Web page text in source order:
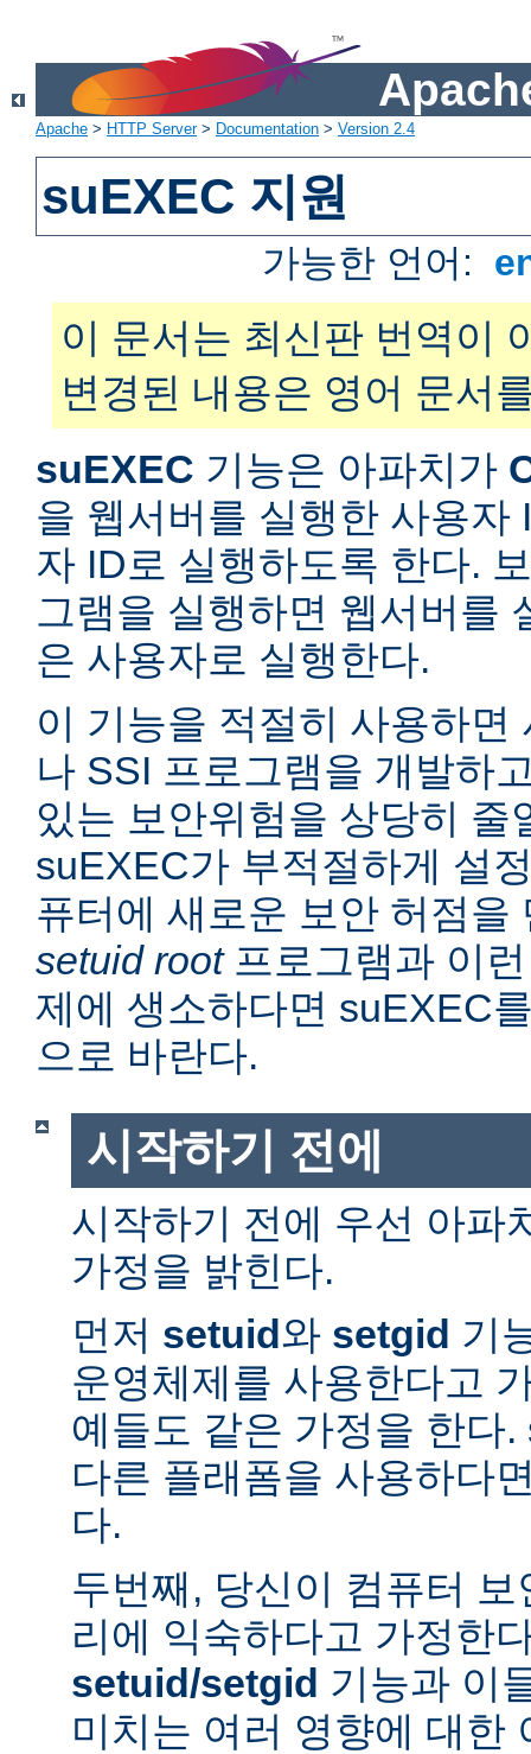
Apache > HTTP Server> Documentation > Version 2.4
suEXEC 지원
가능한 언어:
이 문서는 최신판 번역이
변경된 내용은 영어 문서
suEXEC 기능은 아파치가
을 웹서버를 실행한 사용자
자 ID로 실행하도록 한다.
그램을 실행하면 웹서버를
은 사용자로 실행한다.
이 기능을 적절히 사용하면
나 SSI 프로그램을 개발하
있는 보안위험을 상당히 줄
suEXEC가 부적절하게 설
퓨터에 새로운 보안 허점을
setuid root프로그램과 이
제에 생소하다면 suEXEC
으로 바란다.
시작하기 전에
시작하기 전에 우선 아파
가정을 밝힌다.
먼저 setuid와 setgid 기
운영체제를 사용한다고
예들도 같은 가정을 한다
다른 플래폼을 사용하다
다.
두번째, 당신이 컴퓨터
리에 익숙하다고 가정한
setuid/setgid 기능과 이
미치는 여러 영향에 대한